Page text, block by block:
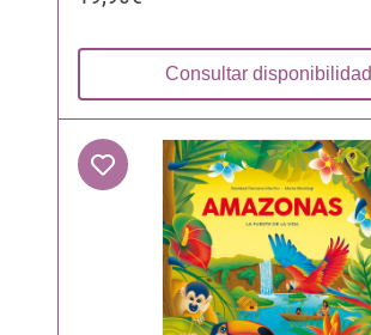
Consultar disponibilidad